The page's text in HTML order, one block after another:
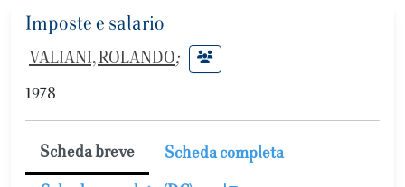
Imposte e salario
VALIANI, ROLANDO;
1978
Scheda breve Scheda completa